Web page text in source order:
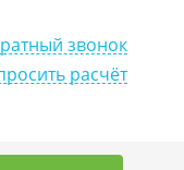
звонок
расчёт